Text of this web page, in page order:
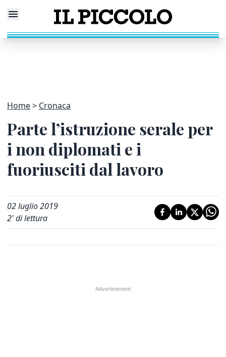
Home Cronaca
Parte l’istruzione serale per
i non diplomati e i
fuoriusciti dal lavoro
02 luglio 2019
2' di lettura